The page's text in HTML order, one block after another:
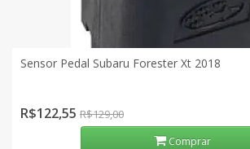
Sensor Pedal Subaru Forester Xt 2018
R$122,55 R$129,00
Comprar